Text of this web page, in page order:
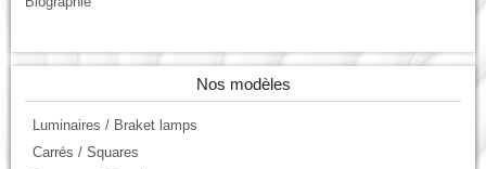
Nos modèles
Luminaires / Braket lamps
Carrés / Squares